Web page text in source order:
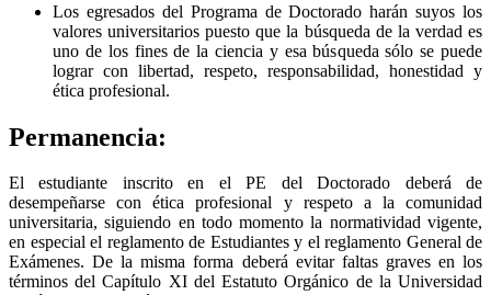
Los egresados del Programa de Doctorado harán suyos los
valores universitarios puesto que la búsqueda de la verdad es
uno de los fines de la ciencia y esa búsqueda sólo se puede
lograr con libertad, respeto, responsabilidad, honestidad y
ética profesional.
Permanencia:
El estudiante inscrito en el PE del Doctorado deberá de
desempeñarse con ética profesional y respeto a la comunidad
universitaria, siguiendo en todo momento la normatividad vigente,
en especial el reglamento de Estudiantes y el reglamento General de
Exámenes. De la misma forma deberá evitar faltas graves en los
términos del Capítulo XI del Estatuto Orgánico de la Universidad